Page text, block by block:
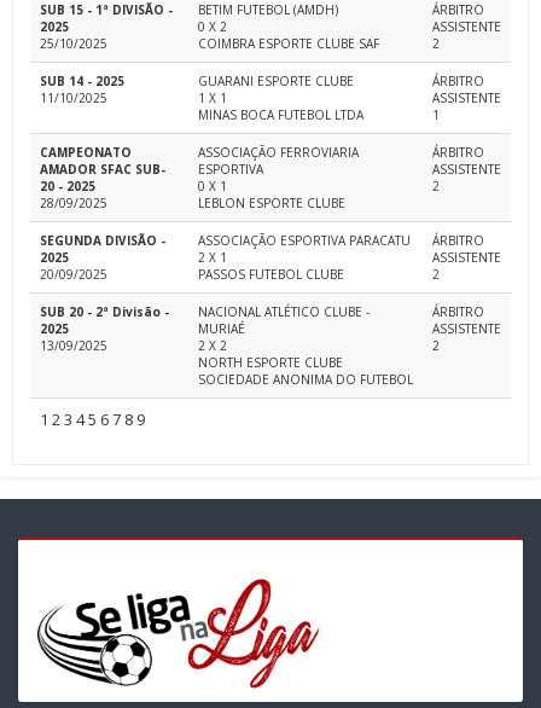
SUB 15 - 1ª DIVISÃO -
2025
25/10/2025
BETIM FUTEBOL (AMDH)
0 X 2
COIMBRA ESPORTE CLUBE SAF
ÁRBITRO
ASSISTENTE
2
SUB 14 - 2025
11/10/2025
GUARANI ESPORTE CLUBE
1 X 1
MINAS BOCA FUTEBOL LTDA
ÁRBITRO
ASSISTENTE
1
CAMPEONATO
AMADOR SFAC SUB-
20 - 2025
28/09/2025
ASSOCIAÇÃO FERROVIARIA
ESPORTIVA
0 X 1
LEBLON ESPORTE CLUBE
ÁRBITRO
ASSISTENTE
2
SEGUNDA DIVISÃO -
2025
20/09/2025
ASSOCIAÇÃO ESPORTIVA PARACATU
2 X 1
PASSOS FUTEBOL CLUBE
ÁRBITRO
ASSISTENTE
2
SUB 20 - 2ª Divisão -
2025
13/09/2025
NACIONAL ATLÉTICO CLUBE -
MURIAÉ
2 X 2
NORTH ESPORTE CLUBE
SOCIEDADE ANONIMA DO FUTEBOL
ÁRBITRO
ASSISTENTE
2
1 23 45 67 8 9